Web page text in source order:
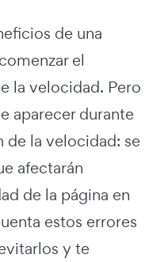
de una
el
la velocidad. Pero
aparecer durante
la velocidad: se
afectarán
de la página en
estos errores
y te